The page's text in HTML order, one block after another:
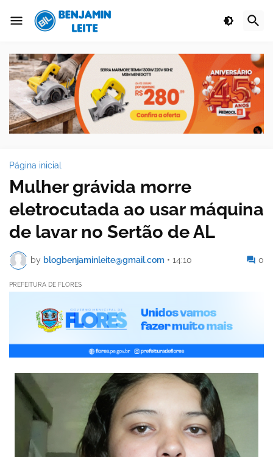
Página inicial
Mulher grávida morre
eletrocutada ao usar máquina
de lavar no Sertão de AL
by blogbenjaminleite@gmail.com • 14:10 0
PREFEITURA DE FLORES